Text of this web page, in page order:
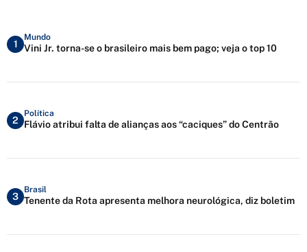
1
Mundo
Vini Jr. torna-se o brasileiro mais bem pago; veja o top 10
2
Política
Flávio atribui falta de alianças aos “caciques” do Centrão
3
Brasil
Tenente da Rota apresenta melhora neurológica, diz boletim